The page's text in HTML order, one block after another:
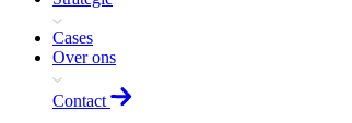
Cases
Over ons
Contact